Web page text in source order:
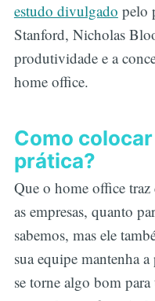
estudo divulgado pelo
Stanford, Nicholas
produtividade e a
home office.
Como
prática?
Que o home office
as empresas, quanto
sabemos, mas ele
sua equipe mantenha
se torne algo bom